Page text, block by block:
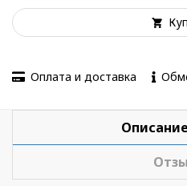
Оплата и доставка